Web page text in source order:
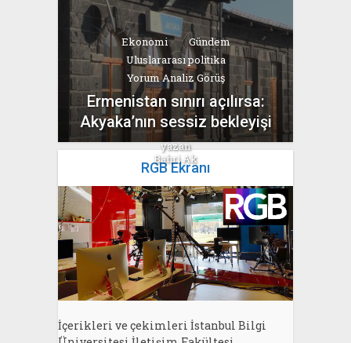
Ekonomi
Gündem
Uluslararası politika
Yorum Analiz Görüş
Ermenistan sınırı açılırsa:
Akyaka’nın sessiz bekleyişi
yazan
Bahri Ak
RGB Ekranı
İçerikleri ve çekimleri İstanbul Bilgi